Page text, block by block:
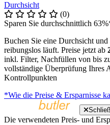
Durchsicht
(0)
Sparen Sie durchschnittlich
Buchen Sie eine Durchsicht
reibungslos läuft. Preise jetzt ab
inkl. Filter, Nachfüllen von bis
vollständige Überprüfung Ihres
Kontrollpunkten
*Wie die Preise & Ersparnisse
Die verwendeten Preis- und